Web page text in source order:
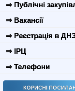
⇒ Публічні
⇒ Вакансії
⇒ Реєстрація в
⇒ ІРЦ
⇒ Телефони
КОРИСНІ